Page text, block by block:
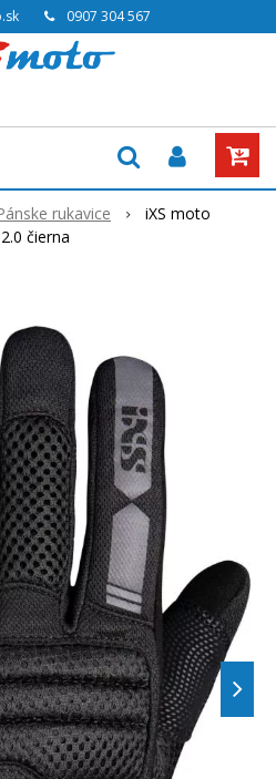
0907 304 567
rukavice
iXS moto
čierna